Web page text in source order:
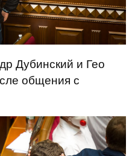
Дубинский и Гео
общения с